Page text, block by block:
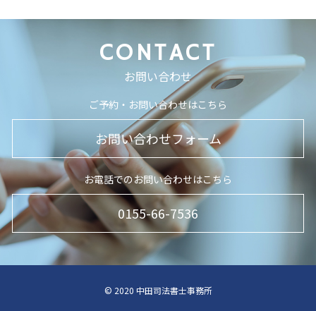
CONTACT
お問い合わせ
ご予約・お問い合わせはこちら
お問い合わせフォーム
お電話でのお問い合わせはこちら
0155-66-7536
© 2020 中田司法書士事務所